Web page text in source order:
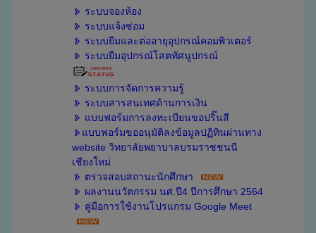
ระบบจองห้อง
ระบบแจ้งซ่อม
ระบบยืมและต่ออายุอุปกรณ์คอมพิวเตอร์
ระบบยืมอุปกรณ์โสตทัศนูปกรณ์
ระบบการจัดการความรู้
ระบบสารสนเทศด้านการเงิน
แบบฟอร์มการลงทะเบียนขอปริ๊นสี
แบบฟอร์มขออนุมัติลงข้อมูลปฏิทินผ่านทาง
website วิทยาลัยพยาบาลบรมราชชนนี
เชียงใหม่
ตรวจสอบสถานะนักศึกษา
ผลงานนวัตกรรม นศ.ปี4 ปีการศึกษา 2564
คู่มือการใช้งานโปรแกรม Google Meet